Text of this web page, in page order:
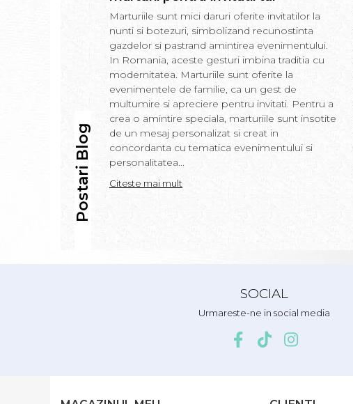
Postari Blog
Marturiile sunt mici daruri oferite invitatilor la
nunti si botezuri, simbolizand recunostinta
gazdelor si pastrand amintirea evenimentului.
In Romania, aceste gesturi imbina traditia cu
modernitatea. Marturiile sunt oferite la
evenimentele de familie, ca un gest de
multumire si apreciere pentru invitati. Pentru a
crea o amintire speciala, marturiile sunt insotite
de un mesaj personalizat si creat in
concordanta cu tematica evenimentului si
personalitatea...
Citeste mai mult
SOCIAL
Urmareste-ne in social media